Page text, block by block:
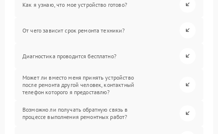
Как я узнаю, что мое устройство готово?
От чего зависит срок ремонта техники?
Диагностика проводится бесплатно?
Может ли вместо меня принять устройство
после ремонта другой человек, контактный
телефон которого я предоставлю?
Возможно ли получать обратную связь в
процессе выполнения ремонтных работ?